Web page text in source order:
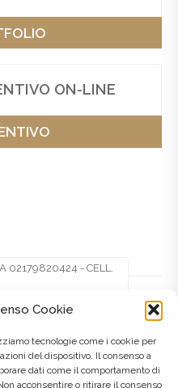
Cookie
tecnologie come i cookie per
del dispositivo. Il consenso a
dati come il comportamento di
acconsentire o ritirare il consenso
ON-LINE
02179820424 - CELL.
Pinterest